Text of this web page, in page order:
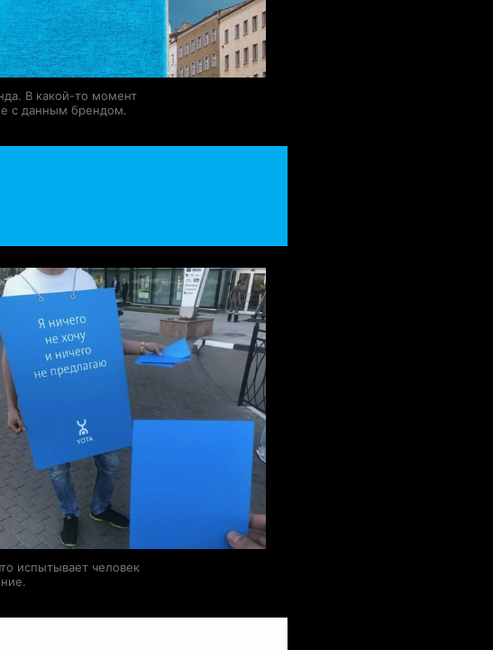
В какой-то момент
с данным брендом.
испытывает человек